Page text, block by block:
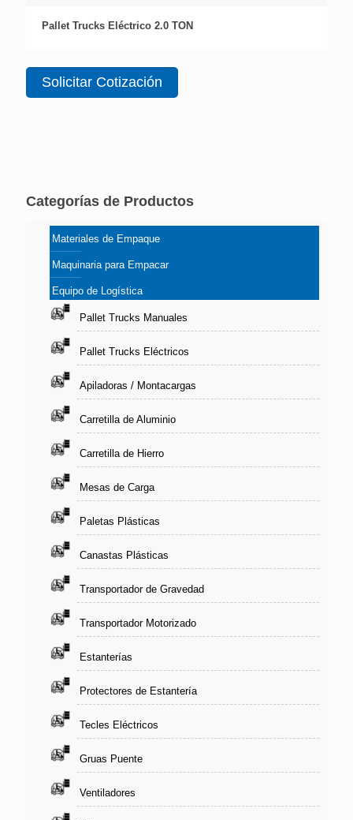
Pallet Trucks Eléctrico 2.0 TON
Solicitar Cotización
Categorías de Productos
Materiales de Empaque
Maquinaria para Empacar
Equipo de Logística
Pallet Trucks Manuales
Pallet Trucks Eléctricos
Apiladoras / Montacargas
Carretilla de Aluminio
Carretilla de Hierro
Mesas de Carga
Paletas Plásticas
Canastas Plásticas
Transportador de Gravedad
Transportador Motorizado
Estanterías
Protectores de Estantería
Tecles Eléctricos
Gruas Puente
Ventiladores